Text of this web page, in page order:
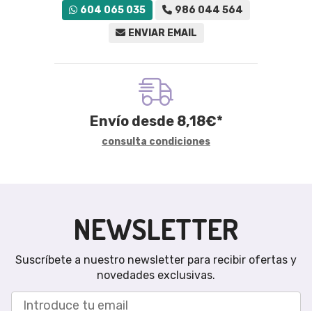
604 065 035
986 044 564
ENVIAR EMAIL
Envío desde 8,18€*
consulta condiciones
NEWSLETTER
Suscríbete a nuestro newsletter para recibir ofertas y
novedades exclusivas.